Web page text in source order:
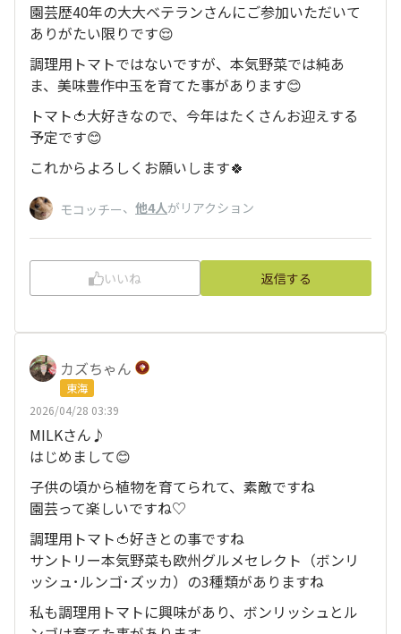
園芸歴40年の大大ベテランさんにご参加いただいて
ありがたい限りです😌
調理用トマトではないですが、本気野菜では純あ
ま、美味豊作中玉を育てた事があります😊
トマト🍅大好きなので、今年はたくさんお迎えする
予定です😊
これからよろしくお願いします🍀
モコッチー、 他4人がリアクション
いいね 返信する
カズちゃん
東海
2026/04/28 03:39
MILKさん♪
はじめまして😊
子供の頃から植物を育てられて、素敵ですね
園芸って楽しいですね♡
調理用トマト🍅好きとの事ですね
サントリー本気野菜も欧州グルメセレクト（ボンリ
ッシュ･ルンゴ･ズッカ）の3種類がありますね
私も調理用トマトに興味があり、ボンリッシュとル